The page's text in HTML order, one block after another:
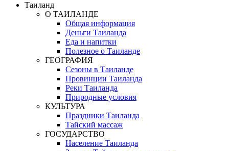
Таиланд
О ТАИЛАНДЕ
Общая информация
Деньги Таиланда
Еда и напитки
Полезное о Таиланде
ГЕОГРАФИЯ
Сезоны в Таиланде
Провинции Таиланда
Реки Таиланда
Природные условия
КУЛЬТУРА
Праздники Таиланда
Тайский массаж
ГОСУДАРСТВО
Население Таиланда